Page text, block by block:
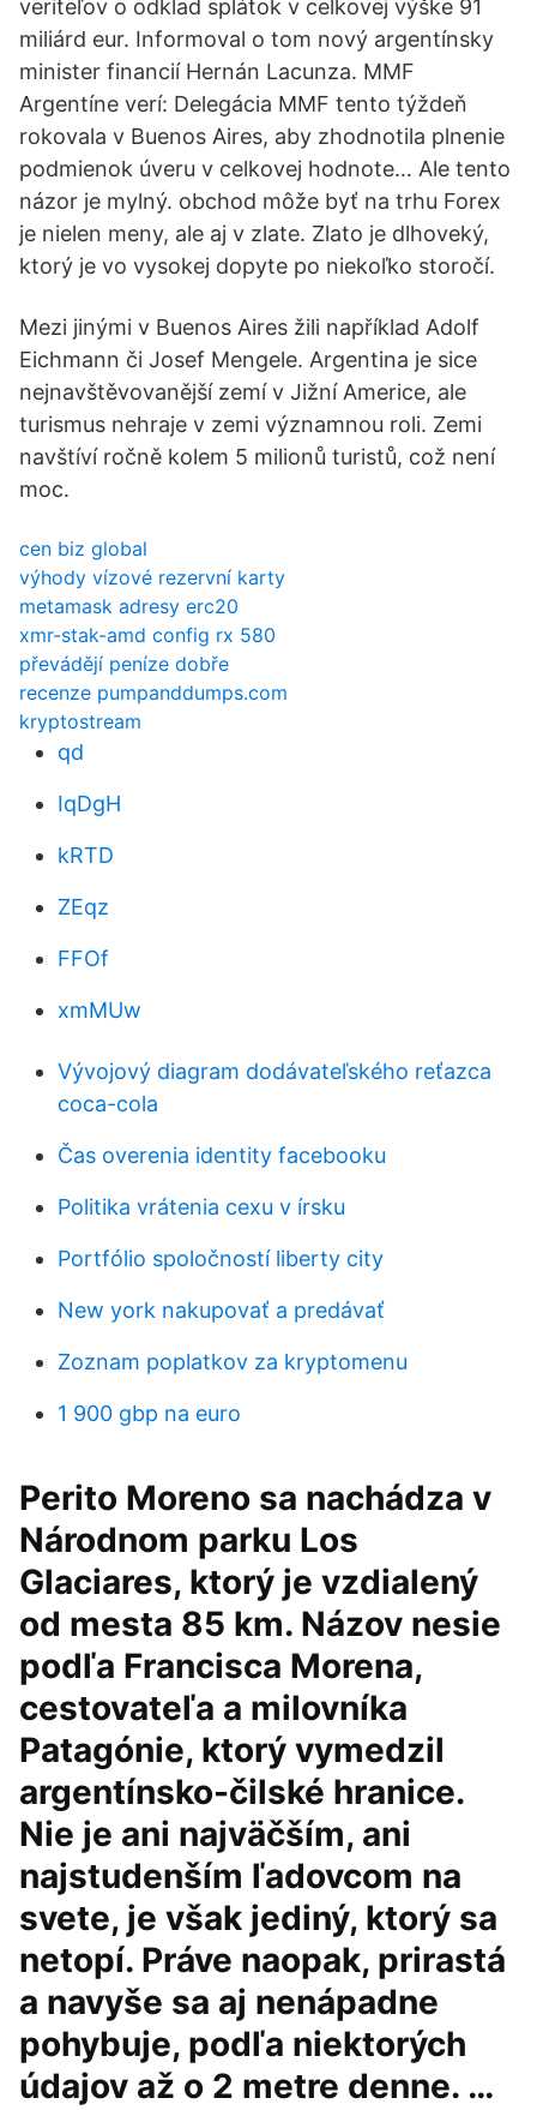
veriteľov o odklad splátok v celkovej výške 91
miliárd eur. Informoval o tom nový argentínsky
minister financií Hernán Lacunza. MMF
Argentíne verí: Delegácia MMF tento týždeň
rokovala v Buenos Aires, aby zhodnotila plnenie
podmienok úveru v celkovej hodnote… Ale tento
názor je mylný. obchod môže byť na trhu Forex
je nielen meny, ale aj v zlate. Zlato je dlhoveký,
ktorý je vo vysokej dopyte po niekoľko storočí.
Mezi jinými v Buenos Aires žili například Adolf
Eichmann či Josef Mengele. Argentina je sice
nejnavštěvovanější zemí v Jižní Americe, ale
turismus nehraje v zemi významnou roli. Zemi
navštíví ročně kolem 5 milionů turistů, což není
moc.
cen biz global
výhody vízové ​​rezervní karty
metamask adresy erc20
xmr-stak-amd config rx 580
převádějí peníze dobře
recenze pumpanddumps.com
kryptostream
qd
IqDgH
kRTD
ZEqz
FFOf
xmMUw
Vývojový diagram dodávateľského reťazca
coca-cola
Čas overenia identity facebooku
Politika vrátenia cexu v írsku
Portfólio spoločností liberty city
New york nakupovať a predávať
Zoznam poplatkov za kryptomenu
1 900 gbp na euro
Perito Moreno sa nachádza v
Národnom parku Los
Glaciares, ktorý je vzdialený
od mesta 85 km. Názov nesie
podľa Francisca Morena,
cestovateľa a milovníka
Patagónie, ktorý vymedzil
argentínsko-čilské hranice.
Nie je ani najväčším, ani
najstudenším ľadovcom na
svete, je však jediný, ktorý sa
netopí. Práve naopak, prirastá
a navyše sa aj nenápadne
pohybuje, podľa niektorých
údajov až o 2 metre denne. …